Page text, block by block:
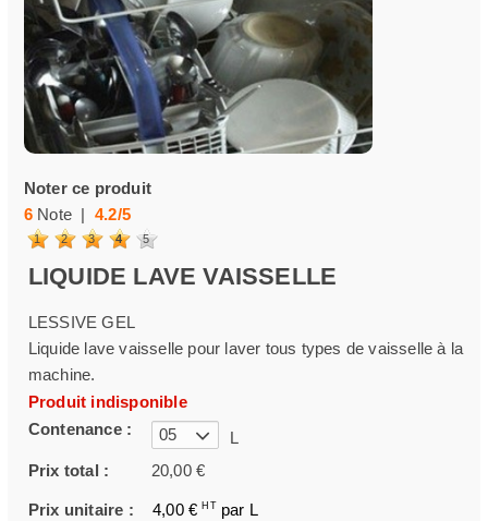
Noter ce produit
6Note | 4.2/5
1 2 3 4 5
LIQUIDE LAVE VAISSELLE
LESSIVE GEL
Liquide lave vaisselle pour laver tous types de vaisselle à la
machine.
Produit indisponible
Contenance :
05
L
Prix total :
20,00 €
Prix unitaire : 4,00 € HT par L